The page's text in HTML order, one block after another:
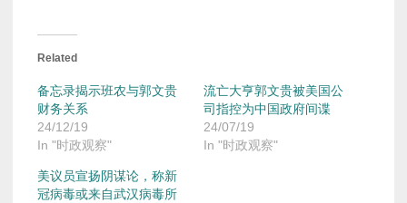
Related
备忘录揭示班农与郭文贵
财务关系
24/12/19
In "时政观察"
流亡大亨郭文贵被美国公
司指控为中国政府间谍
24/07/19
In "时政观察"
美议员宣扬阴谋论，称新
冠病毒或来自武汉病毒所